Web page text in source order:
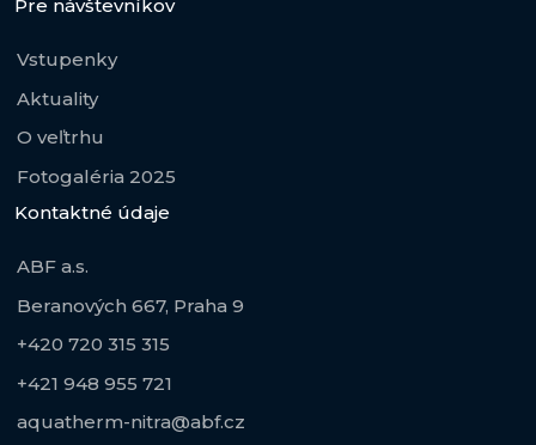
Pre návštevníkov
Vstupenky
Aktuality
O veľtrhu
Fotogaléria 2025
Kontaktné údaje
ABF a.s.
Beranových 667, Praha 9
+420 720 315 315
+421 948 955 721
aquatherm-nitra@abf.cz